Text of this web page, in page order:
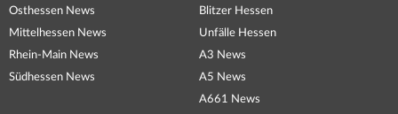
Osthessen News
Mittelhessen News
Rhein-Main News
Südhessen News
Blitzer Hessen
Unfälle Hessen
A3 News
A5 News
A661 News